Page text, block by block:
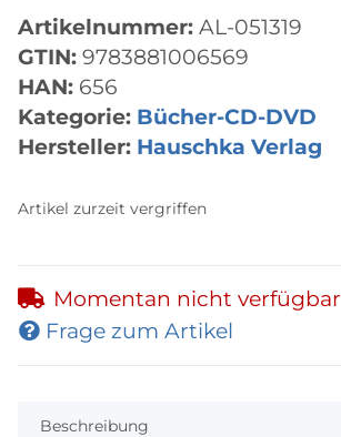
Artikelnummer: AL-051319
GTIN: 9783881006569
HAN: 656
Kategorie: Bücher-CD-DVD
Hersteller: Hauschka Verlag
Artikel zurzeit vergriffen
Momentan nicht verfügbar
Frage zum Artikel
Beschreibung